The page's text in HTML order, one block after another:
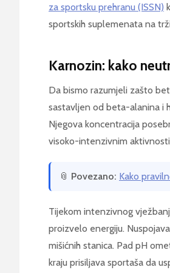
za sportsku prehranu (ISSN)
sportskih suplemenata na
Karnozin: kako
Da bismo razumjeli zašto
sastavljen od beta-alanina i
Njegova koncentracija
visoko-intenzivnim
📎 Povezano: Kako
Tijekom intenzivnog
proizvelo energiju.
mišićnih stanica. Pad pH
kraju prisiljava sportaša da